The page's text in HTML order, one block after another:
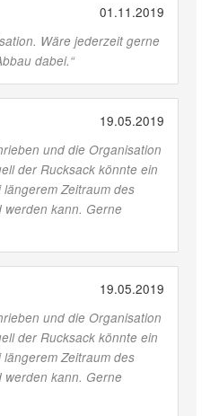
01.11.2019
Wäre jederzeit gerne
dabei.“
19.05.2019
und die Organisation
der Rucksack könnte ein
Zeitraum des
kann. Gerne
19.05.2019
und die Organisation
der Rucksack könnte ein
Zeitraum des
kann. Gerne